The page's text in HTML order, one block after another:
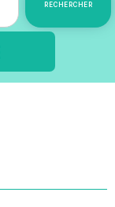
RECHERCHER